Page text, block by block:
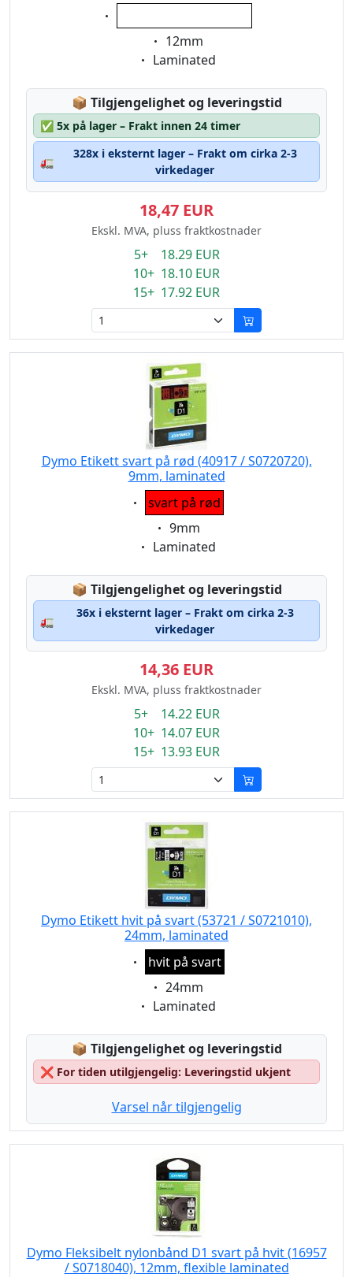
Eigenschaft:
Eigenschaft:
12mm
Eigenschaft:
Laminated
📦 Lagerstatus:
Tilgjengelighet og leveringstid
✅ 5x på lager – Frakt innen 24 timer
🚛
328x i eksternt lager – Frakt om cirka 2-3
virkedager
18,47 EUR
Ekskl. MVA, pluss fraktkostnader
5+ 18.29 EUR
10+ 18.10 EUR
15+ 17.92 EUR
Dymo Etikett svart på rød (40917 / S0720720),
9mm, laminated
Eigenschaft:
svart på rød
Eigenschaft:
9mm
Eigenschaft:
Laminated
📦 Lagerstatus:
Tilgjengelighet og leveringstid
🚛
36x i eksternt lager – Frakt om cirka 2-3
virkedager
14,36 EUR
Ekskl. MVA, pluss fraktkostnader
5+ 14.22 EUR
10+ 14.07 EUR
15+ 13.93 EUR
Dymo Etikett hvit på svart (53721 / S0721010),
24mm, laminated
Eigenschaft:
hvit på svart
Eigenschaft:
24mm
Eigenschaft:
Laminated
📦 Lagerstatus:
Tilgjengelighet og leveringstid
❌ For tiden utilgjengelig: Leveringstid ukjent
Varsel når tilgjengelig
Dymo Fleksibelt nylonbånd D1 svart på hvit (16957
/ S0718040), 12mm, flexible laminated